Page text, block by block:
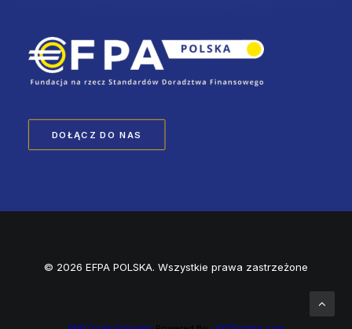
DOŁĄCZ DO NAS
© 2026 EFPA POLSKA. Wszystkie prawa zastrzeżone